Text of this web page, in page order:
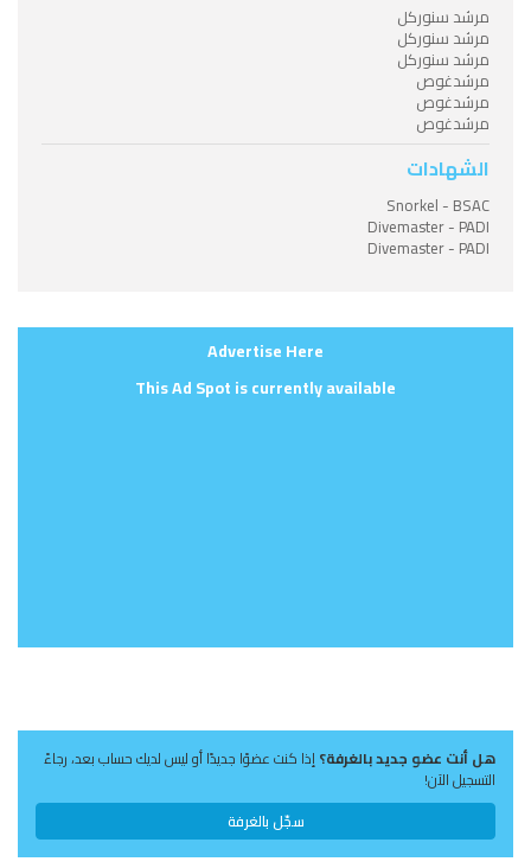
مرشد سنوركل
مرشد سنوركل
مرشد سنوركل
مرشدغوص
مرشدغوص
مرشدغوص
الشهادات
Snorkel - BSAC
Divemaster - PADI
Divemaster - PADI
Advertise Here
This Ad Spot is currently available
هل أنت عضو جديد بالغرفة؟إذا كنت عضوًا جديدًا أو ليس لديك حساب بعد، رجاءً
التسجيل الآن!
سجّل بالغرفة